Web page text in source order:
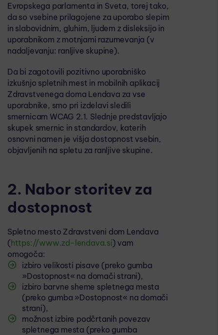
Evropskega parlamenta in Sveta, torej tako,
da so vsebine prilagojene za uporabo slepim
in slabovidnim, gluhim, ljudem z disleksijo in
uporabnikom z motnjami razumevanja (v
nadaljevanju: ranljive skupine).
Da bi zagotovili pozitivno uporabniško
izkušnjo spletnih mest in mobilnih aplikacij
Zdravstvenega doma Lendava za vse
uporabnike, smo pri izdelavi sledili
smernicam WCAG 2.1. Slednje predstavljajo
skupek smernic in standardov, katerih
osnovni namen je višja dostopnost vsebin,
objavljenih na spletu za ranljive skupine.
2. Nabor storitev za
dostopnost
Spletno mesto Zdravstveni dom Lendava
( https://www.zd-lendava.si) vam
omogoča:
izbiro velikosti pisave (preko gumba
»Dostopnost« na domači strani),
izbiro barvne sheme spletnega mesta
(preko gumba »Dostopnost« na domači
strani),
možnost izbire podčrtanih povezav
spletnega mesta (preko gumba